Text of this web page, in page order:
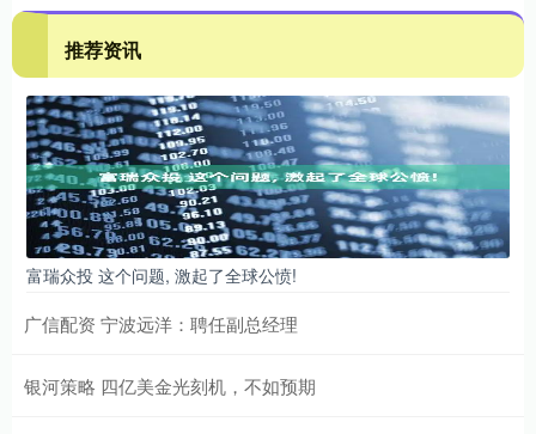
推荐资讯
富瑞众投 这个问题, 激起了全球公愤!
广信配资 宁波远洋：聘任副总经理
银河策略 四亿美金光刻机，不如预期